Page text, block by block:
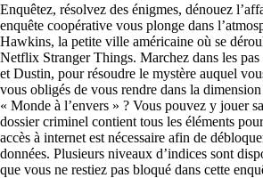
Enquêtez, résolvez des énigmes, dénouez
enquête coopérative vous plonge dans
Hawkins, la petite ville américaine où se
Netflix Stranger Things. Marchez dans les
et Dustin, pour résoudre le mystère auquel
vous obligés de vous rendre dans la
« Monde à l’envers » ? Vous pouvez y jouer
dossier criminel contient tous les éléments
accès à internet est nécessaire afin de
données. Plusieurs niveaux d’indices sont
que vous ne restiez pas bloqué dans cette